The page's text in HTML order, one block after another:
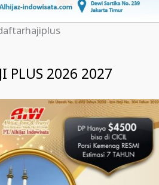
PLUS 2026 2027